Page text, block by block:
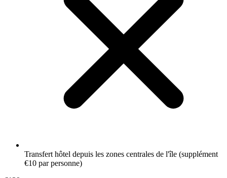
Transfert hôtel depuis les zones centrales de l'île (supplément
€10 par personne)